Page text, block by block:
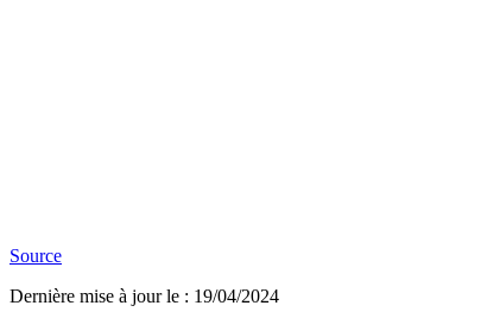
Source
Dernière mise à jour le : 19/04/2024